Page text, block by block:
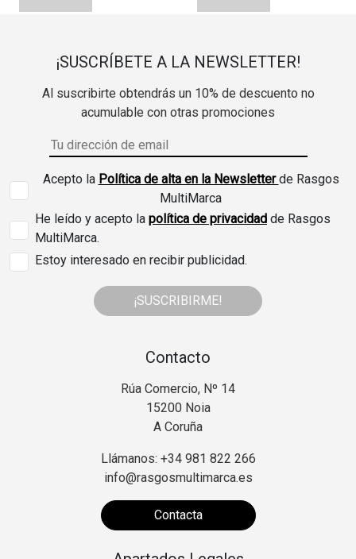
¡SUSCRÍBETE A LA NEWSLETTER!
Al suscribirte obtendrás un 10% de descuento no
acumulable con otras promociones
Acepto la Política de alta en la Newsletterde Rasgos
MultiMarca
He leído y acepto la política de privacidad de Rasgos
MultiMarca.
Estoy interesado en recibir publicidad.
¡SUSCRIBIRME!
Contacto
Rúa Comercio, Nº 14
15200 Noia
A Coruña
Llámanos: +34 981 822 266
info@rasgosmultimarca.es
Contacta